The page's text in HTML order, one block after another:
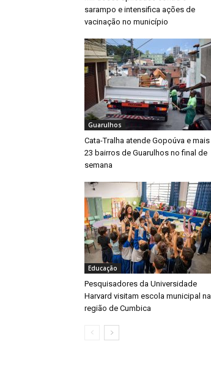
sarampo e intensifica ações de
vacinação no município
Guarulhos
Cata-Tralha atende Gopoúva e mais
23 bairros de Guarulhos no final de
semana
Educação
Pesquisadores da Universidade
Harvard visitam escola municipal na
região de Cumbica